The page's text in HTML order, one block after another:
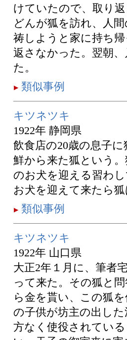
けていたので、取り
どんが狐を訪れ、人
祷しようと家に持ち
返さなかった。翌朝
た。
類似事例
キツネツキ
1922年 静岡県
飲食店の20歳の息子
鮮から来た狐という
のお犬を迎える習わ
お犬を迎えて来たら
類似事例
キツネツキ
1922年 山口県
大正2年１月に、筆者
って来た。その狐と
ら金を貰い、この狐
の子供が坊主の出し
方なく使役されてい